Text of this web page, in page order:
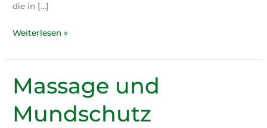
die in […]
Massageöle
Bio
Qualität
Weiterlesen »
Massage und
Mundschutz